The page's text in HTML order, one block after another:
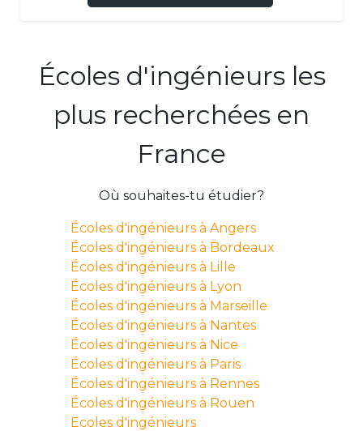
Écoles d'ingénieurs les
plus recherchées en
France
Où souhaites-tu étudier?
Écoles d'ingénieurs à Angers
Écoles d'ingénieurs à Bordeaux
Écoles d'ingénieurs à Lille
Écoles d'ingénieurs à Lyon
Écoles d'ingénieurs à Marseille
Écoles d'ingénieurs à Nantes
Écoles d'ingénieurs à Nice
Écoles d'ingénieurs à Paris
Écoles d'ingénieurs à Rennes
Écoles d'ingénieurs à Rouen
Ecoles d'ingénieurs